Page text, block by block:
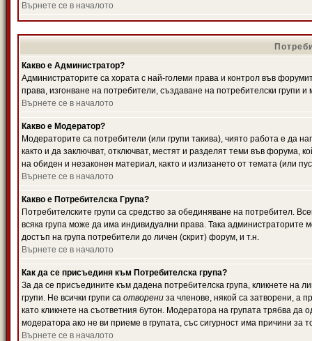
Върнете се в началото
Какво е Администратор?
Администраторите са хората с най-големи права и контрол във
права, изгонване на потребители, създаване на потребителски групи
Върнете се в началото
Какво е Модератор?
Модераторите са потребители (или групи такива), чиято работа е да
както и да заключват, отключват, местят и разделят теми във форума,
на обиден и незаконен материал, както и излизането от темата (или
Върнете се в началото
Какво е Потребителска Група?
Потребителските групи са средство за обединяване на потребител.
всяка група може да има индивидуални права. Така
достъп на група потребители до личен (скрит) форум, и т.н.
Върнете се в началото
Как да се присъединя към Потребителска група?
За да се присъедините към дадена потребителска група, кликнете на
групи. Не всички групи са отворени за членове, някой са затворени, а
като кликнете на съответния бутон. Модератора на групата трябва
модератора ако не ви приеме в групата, със сигурност има причини за
Върнете се в началото